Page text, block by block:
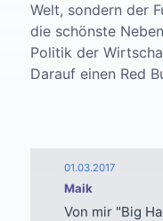
Welt, sondern der
die schönste
Politik der
Darauf einen Red
Maik
01.03.2017
Von mir "Big